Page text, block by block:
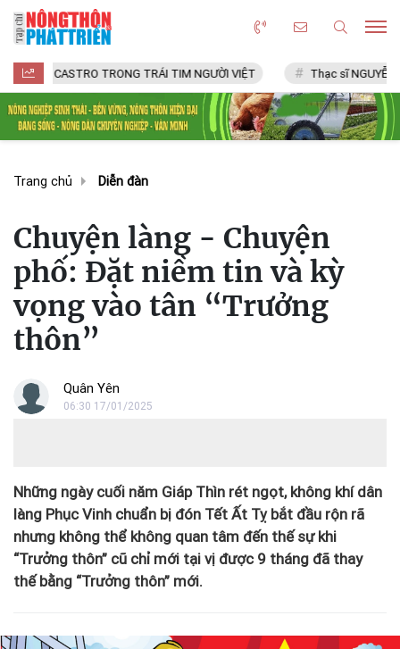
CASTRO TRONG TRÁI TIM NGƯỜI VIỆT Thạc sĩ NGUYỄN VĂN CHÍ
Trang chủ Diễn đàn
Chuyện làng - Chuyện
phố: Đặt niềm tin và kỳ
vọng vào tân “Trưởng
thôn”
Quân Yên
06:30 17/01/2025
Những ngày cuối năm Giáp Thìn rét ngọt, không khí dân
làng Phục Vinh chuẩn bị đón Tết Ất Tỵ bắt đầu rộn rã
nhưng không thể không quan tâm đến thế sự khi
“Trưởng thôn” cũ chỉ mới tại vị được 9 tháng đã thay
thế bằng “Trưởng thôn” mới.